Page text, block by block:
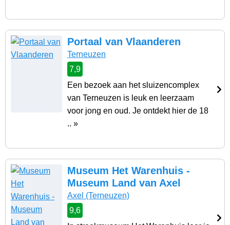
Portaal van Vlaanderen
Terneuzen
7,9
Een bezoek aan het sluizencomplex
van Terneuzen is leuk en leerzaam
voor jong en oud. Je ontdekt hier de 18
.. »
Museum Het Warenhuis -
Museum Land van Axel
Axel (Terneuzen)
9,6